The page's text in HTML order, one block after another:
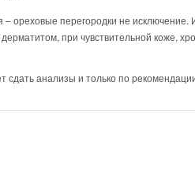
ореховые перегородки не исключение.
при чувствительной коже,
анализы и только по